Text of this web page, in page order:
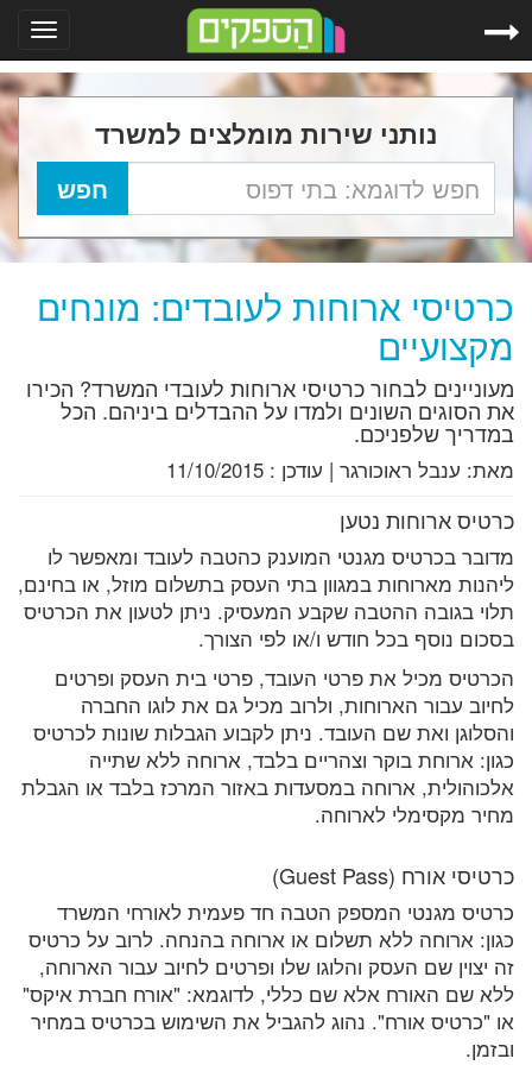
נותני שירות מומלצים למשרד
כרטיסי ארוחות לעובדים: מונחים
מקצועיים
מעוניינים לבחור כרטיסי ארוחות לעובדי המשרד? הכירו
את הסוגים השונים ולמדו על ההבדלים ביניהם. הכל
במדריך שלפניכם.
מאת: ענבל ראוכורגר | עודכן : 11/10/2015
כרטיס ארוחות נטען
מדובר בכרטיס מגנטי המוענק כהטבה לעובד ומאפשר לו
ליהנות מארוחות במגוון בתי העסק בתשלום מוזל, או בחינם,
תלוי בגובה ההטבה שקבע המעסיק. ניתן לטעון את הכרטיס
בסכום נוסף בכל חודש ו/או לפי הצורך.
הכרטיס מכיל את פרטי העובד, פרטי בית העסק ופרטים
לחיוב עבור הארוחות, ולרוב מכיל גם את לוגו החברה
והסלוגן ואת שם העובד. ניתן לקבוע הגבלות שונות לכרטיס
כגון: ארוחת בוקר וצהריים בלבד, ארוחה ללא שתייה
אלכוהולית, ארוחה במסעדות באזור המרכז בלבד או הגבלת
מחיר מקסימלי לארוחה.
כרטיסי אורח (Guest Pass)
כרטיס מגנטי המספק הטבה חד פעמית לאורחי המשרד
כגון: ארוחה ללא תשלום או ארוחה בהנחה. לרוב על כרטיס
זה יצוין שם העסק והלוגו שלו ופרטים לחיוב עבור הארוחה,
ללא שם האורח אלא שם כללי, לדוגמא: "אורח חברת איקס"
או "כרטיס אורח". נהוג להגביל את השימוש בכרטיס במחיר
ובזמן.